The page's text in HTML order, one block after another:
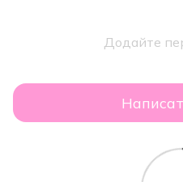
Додайте